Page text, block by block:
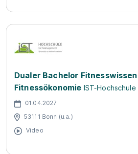
Dualer Bachelor
Fitnessökonomie IST-
01.04.2027
53111 Bonn (u.a.)
Video